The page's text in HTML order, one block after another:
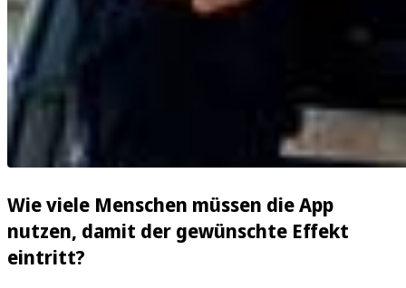
Wie viele Menschen müssen die App
nutzen, damit der gewünschte Effekt
eintritt?